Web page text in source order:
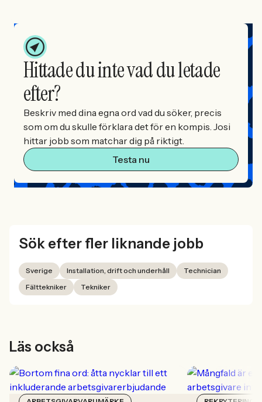
Hittade du inte vad du letade
efter?
Beskriv med dina egna ord vad du söker, precis
som om du skulle förklara det för en kompis. Josi
hittar jobb som matchar dig på riktigt.
Testa nu
Sök efter fler liknande jobb
Sverige Installation, drift och underhåll
Technician
Fälttekniker
Tekniker
Läs också